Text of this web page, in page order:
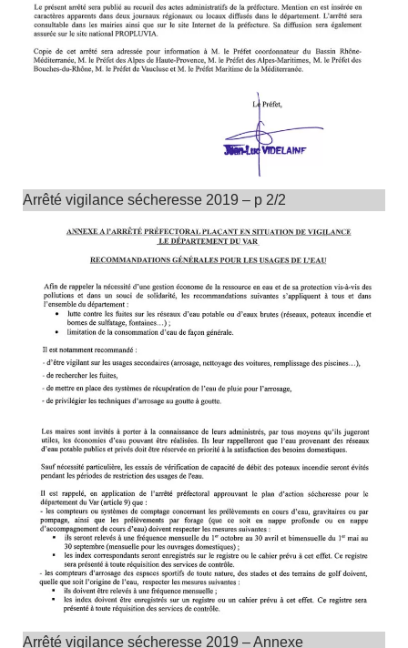
Arrêté vigilance sécheresse 2019 – p 2/2
Arrêté vigilance sécheresse 2019 – Annexe